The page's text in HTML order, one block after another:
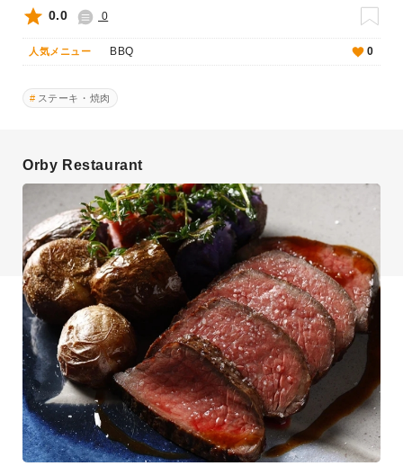
0.0 0
人気メニュー BBQ 0
ステーキ・焼肉
Orby Restaurant